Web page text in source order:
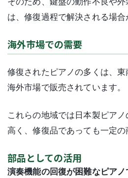
は、修復過程で解決される場合
海外市場での需要
修復されたピアノの多くは、
海外市場で販売されています。
これらの地域では日本製ピア
高く、修復品であっても一定の
部品としての活用
演奏機能の回復が困難なピア